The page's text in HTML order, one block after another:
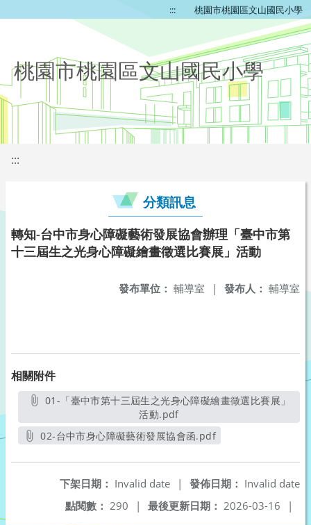
::: 桃園市桃園區文山國民小學
桃園市桃園區文山國民小學
:::
分類訊息
轉知-台中市身心障礙藝術發展協會辦理「臺中市第
十三屆生之光身心障礙繪畫徵選比賽展」活動
發布人： 輔導室
發布單位： 輔導室 |
相關附件
活動.pdf另開新視窗
02-台中市身心障礙藝術發展協會函.pdf
發佈日期： Invalid date
下架日期： Invalid date
|
最後更新日期： 2026-03-16 |
點閱數： 290 |